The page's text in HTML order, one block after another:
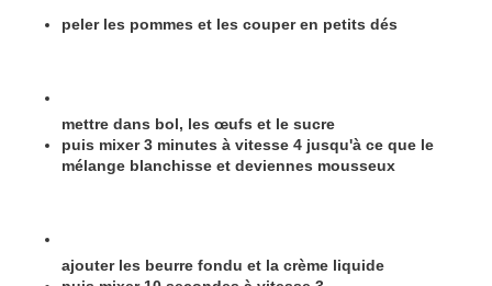
peler les pommes et les couper en petits dés
mettre dans bol, les œufs et le sucre
puis mixer 3 minutes à vitesse 4 jusqu'à ce que le
mélange blanchisse et deviennes mousseux
ajouter les beurre fondu et la crème liquide